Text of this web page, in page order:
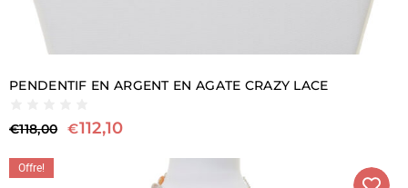
PENDENTIF EN ARGENT EN AGATE CRAZY LACE
€118,00 €112,10
Offre!